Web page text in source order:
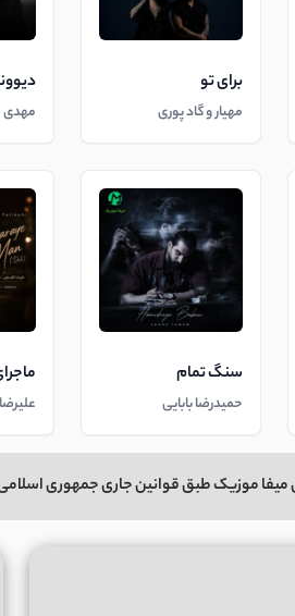
برای تو
مهیار و گاد پوری مهدی
سنگ تمام
حمیدرضا بابایی
موزیک طبق قوانین جاری جمهوری